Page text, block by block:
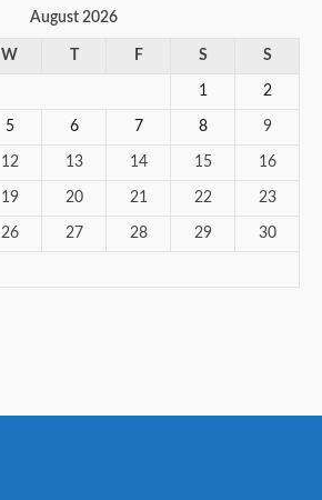
August 2026
W F S S
1 2
5 6 7 8 9
12 13 14 15 16
19 20 21 22 23
26 27 28 29 30